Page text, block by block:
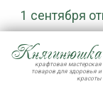
1 сентября
Княгинюшка
крафтовая мастерская
товаров для здоровья и
красоты